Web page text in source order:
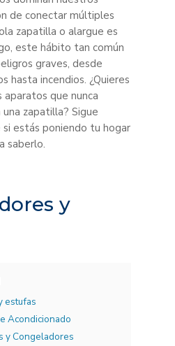
de conectar múltiples
zapatilla o alargue es
este hábito tan común
graves, desde
hasta incendios. ¿Quieres
aparatos que nunca
zapatilla? Sigue
estás poniendo tu hogar
saberlo.
y
estufas
Acondicionado
y Congeladores